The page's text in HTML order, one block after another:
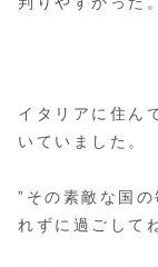
イタリアに住ん
いていました。
”その素敵な国
れずに過ごして